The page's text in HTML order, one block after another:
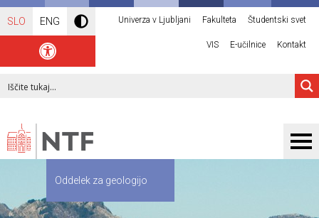
SLO ENG Univerza v Ljubljani Fakulteta Študentski svet
VIS E-učilnice Kontakt
Oddelek za geologijo